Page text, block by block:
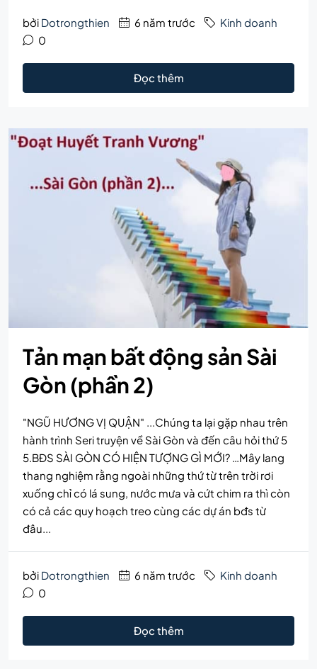
bởi Dotrongthien 6 năm trước
Kinh doanh
0
Đọc thêm
Tản mạn bất động sản Sài
Gòn (phần 2)
"NGŨ HƯƠNG VỊ QUẬN" ...Chúng ta lại gặp nhau trên
hành trình Seri truyện về Sài Gòn và đến câu hỏi thứ 5
5.BĐS SÀI GÒN CÓ HIỆN TƯỢNG GÌ MỚI? …Mây lang
thang nghiệm rằng ngoài những thứ từ trên trời rơi
xuống chỉ có lá sung, nước mưa và cứt chim ra thì còn
có cả các quy hoạch treo cùng các dự án bđs từ
đâu...
bởi Dotrongthien 6 năm trước
Kinh doanh
0
Đọc thêm